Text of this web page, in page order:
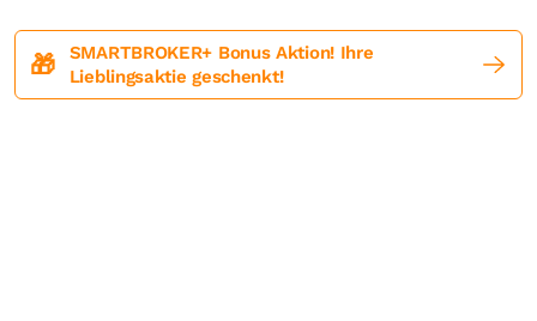
🎁
SMARTBROKER+ Bonus Aktion! Ihre
Lieblingsaktie geschenkt!